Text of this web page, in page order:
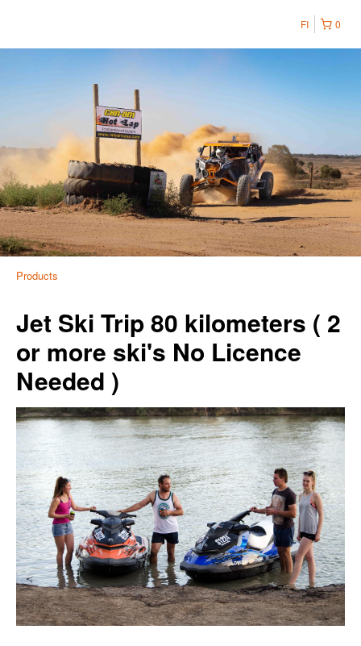
0
FI
Products
Jet Ski Trip 80 kilometers ( 2
or more ski's No Licence
Needed )